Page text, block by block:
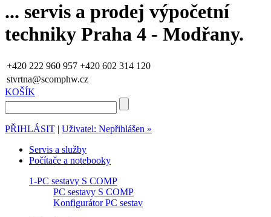
... servis a prodej výpočetní
techniky Praha 4 - Modřany.
+420 222 960 957 +420 602 314 120
stvrtna@scomphw.cz
KOŠÍK
PŘIHLÁSIT | Uživatel: Nepřihlášen »
Servis a služby
Počítače a notebooky
1-PC sestavy S COMP
PC sestavy S COMP
Konfigurátor PC sestav